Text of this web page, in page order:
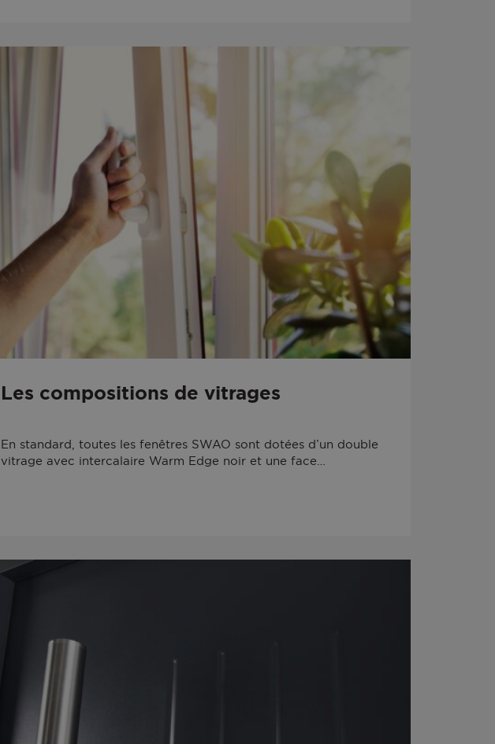
Les compositions de vitrages
En standard, toutes les fenêtres SWAO sont dotées d’un double
vitrage avec intercalaire Warm Edge noir et une face…